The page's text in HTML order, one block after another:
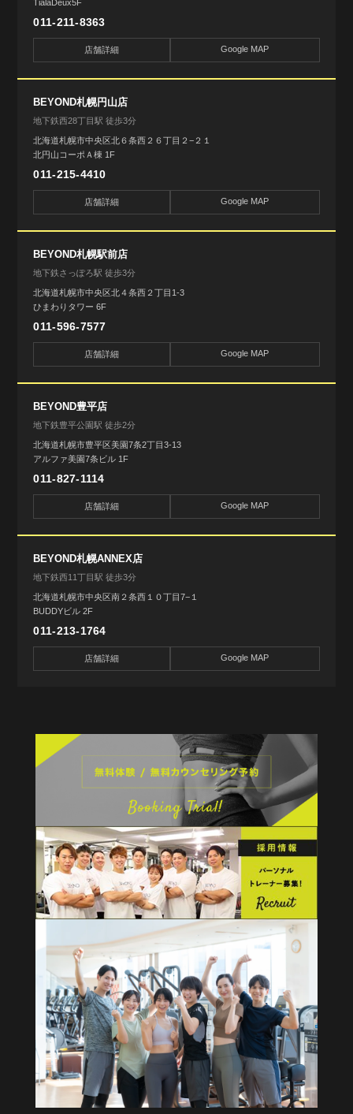
TialaDeux5F
011-211-8363
店舗詳細 Google MAP
BEYOND札幌円山店
地下鉄西28丁目駅 徒歩3分
北海道札幌市中央区北６条西２６丁目２−２１
北円山コーポＡ棟 1F
011-215-4410
店舗詳細 Google MAP
BEYOND札幌駅前店
地下鉄さっぽろ駅 徒歩3分
北海道札幌市中央区北４条西２丁目1-3
ひまわりタワー 6F
011-596-7577
店舗詳細 Google MAP
BEYOND豊平店
地下鉄豊平公園駅 徒歩2分
北海道札幌市豊平区美園7条2丁目3-13
アルファ美園7条ビル 1F
011-827-1114
店舗詳細 Google MAP
BEYOND札幌ANNEX店
地下鉄西11丁目駅 徒歩3分
北海道札幌市中央区南２条西１０丁目7−１
BUDDYビル 2F
011-213-1764
店舗詳細 Google MAP